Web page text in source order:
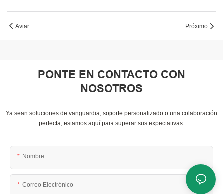
Aviar Próximo
PONTE EN CONTACTO CON
NOSOTROS
Ya sean soluciones de vanguardia, soporte personalizado o una colaboración
perfecta, estamos aquí para superar sus expectativas.
Nombre
Correo Electrónico